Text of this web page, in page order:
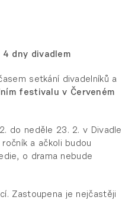
dny divadlem
setkání divadelníků a
festivalu v Červeném
do neděle 23. 2. v Divadle
a ačkoli budou
o drama nebude
Zastoupena je nejčastěji